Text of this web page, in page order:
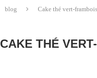
blog Cake thé vert-
CAKE THÉ